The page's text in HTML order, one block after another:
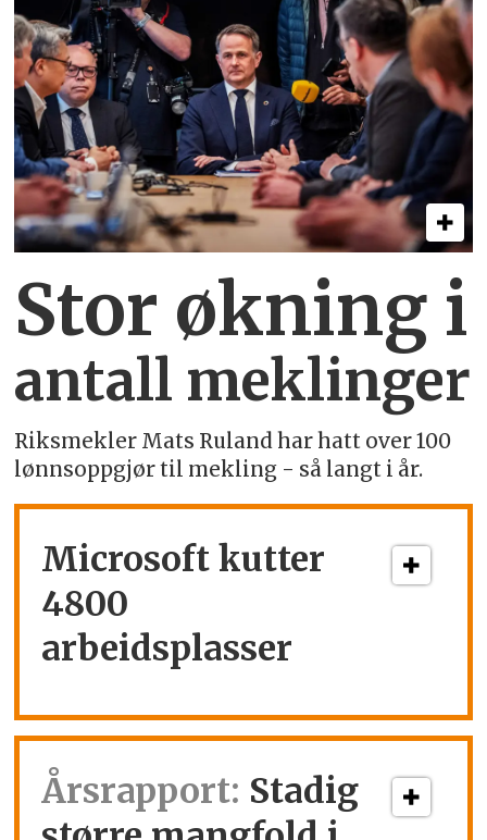
Stor økning i
antall meklinger
Riksmekler Mats Ruland har hatt over 100
lønnsoppgjør til mekling - så langt i år.
Microsoft kutter
4800
arbeidsplasser
Årsrapport: Stadig